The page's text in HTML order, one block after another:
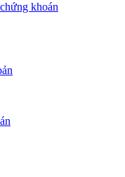
khoán